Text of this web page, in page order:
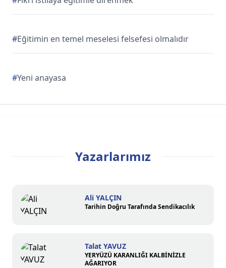
#Eğitimin en temel meselesi felsefesi olmalıdır
#Yeni anayasa
Yazarlarımız
Ali YALÇIN
Tarihin Doğru Tarafında Sendikacılık
Talat YAVUZ
YERYÜZÜ KARANLIĞI KALBİNİZLE
AĞARIYOR